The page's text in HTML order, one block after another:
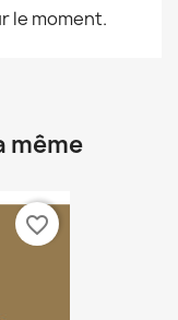
le moment.
même
favorite_border